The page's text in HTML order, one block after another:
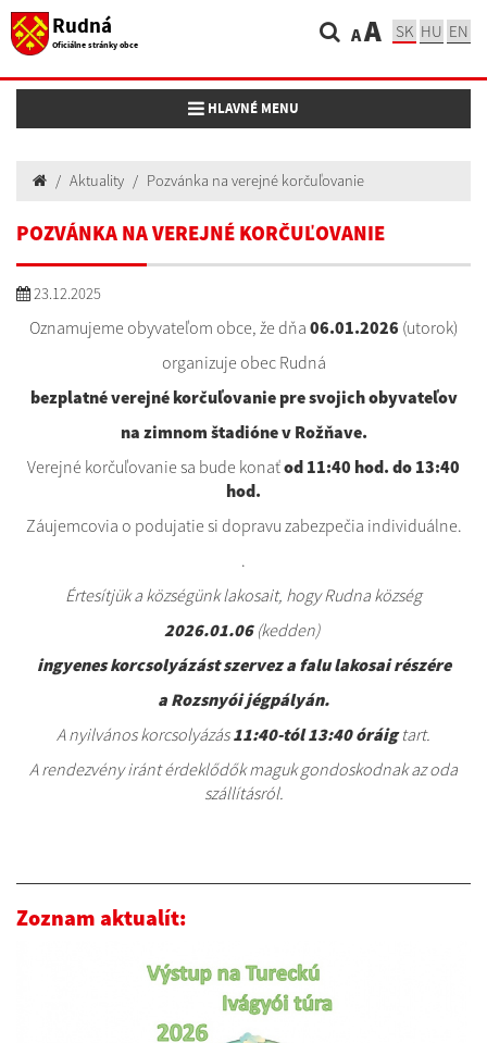
Rudná
Oficiálne stránky obce AA SK HU EN
Toggle navigation
HLAVNÉ MENU
Aktuality Pozvánka na verejné korčuľovanie
POZVÁNKA NA VEREJNÉ KORČUĽOVANIE
23.12.2025
Oznamujeme obyvateľom obce, že dňa 06.01.2026 (utorok)
organizuje obec Rudná
bezplatné verejné korčuľovanie pre svojich obyvateľov
na zimnom štadióne v Rožňave.
Verejné korčuľovanie sa bude konaťod 11:40 hod. do 13:40
hod.
Záujemcovia o podujatie si dopravu zabezpečia individuálne.
.
Értesítjük a községünk lakosait, hogy Rudna község
2026.01.06(kedden)
ingyenes korcsolyázást szervez a falu lakosai részére
a Rozsnyói jégpályán.
A nyilvános korcsolyázás11:40-tól 13:40 óráigtart.
A rendezvény iránt érdeklődők maguk gondoskodnak az oda
szállításról.
Zoznam aktualít: